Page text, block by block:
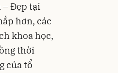
– Đẹp tại
hơn, các
khoa học,
thời
của tổ